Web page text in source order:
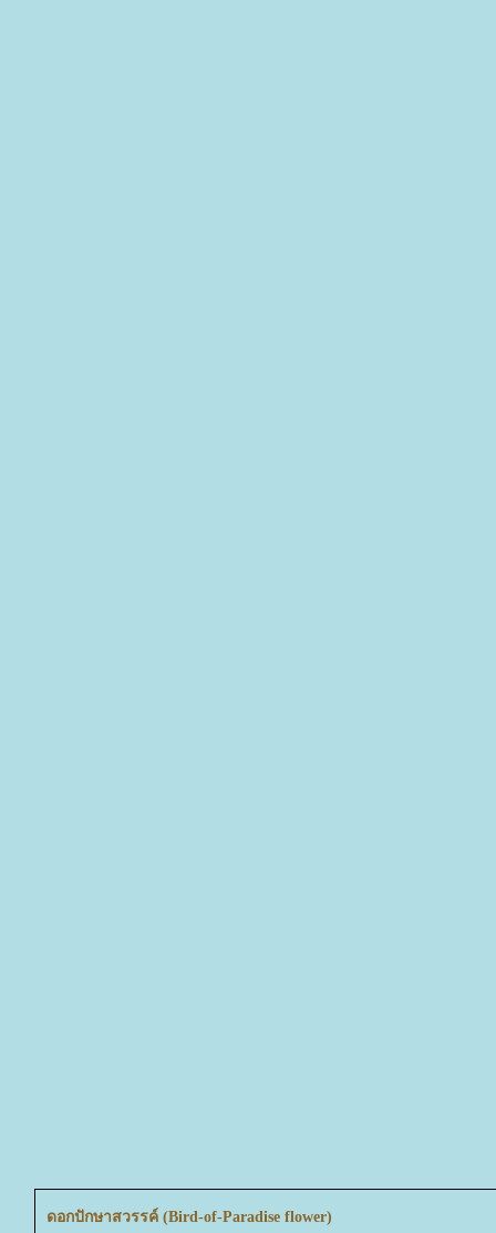
ดอกปักษาสวรรค์ (Bird-of-Paradise flower)